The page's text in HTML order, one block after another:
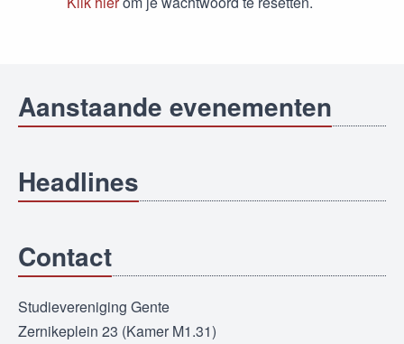
Aanstaande evenementen
Headlines
Contact
Studievereniging Gente
Zernikeplein 23 (Kamer M1.31)